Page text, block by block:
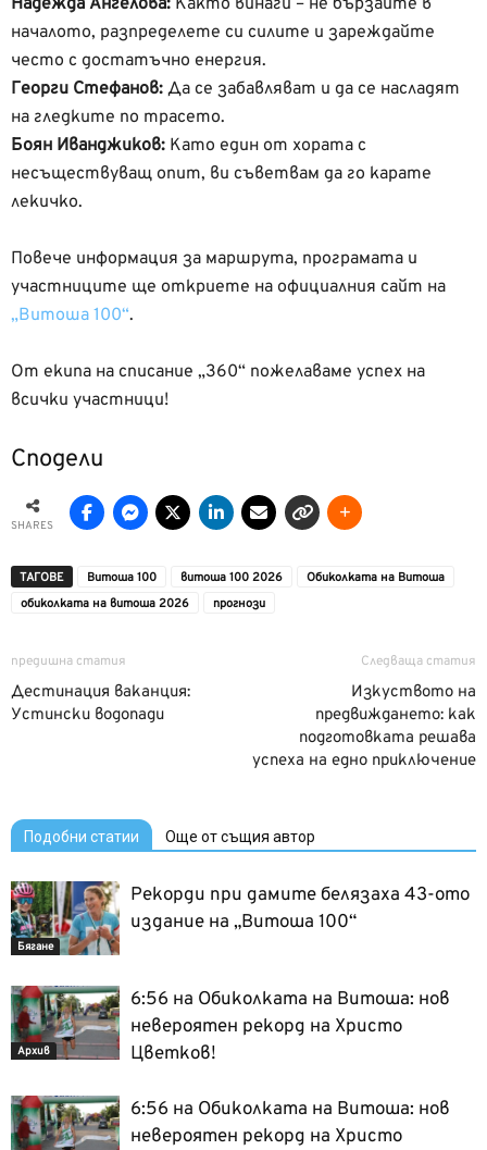
Надежда Ангелова: Както винаги – не бързайте в
началото, разпределете си силите и зареждайте
често с достатъчно енергия.
Георги Стефанов: Да се забавляват и да се насладят
на гледките по трасето.
Боян Иванджиков: Като един от хората с
несъществуващ опит, ви съветвам да го карате
лекичко.
Повече информация за маршрута, програмата и
участниците ще откриете на официалния сайт на
„Витоша 100“.
От екипа на списание „360“ пожелаваме успех на
всички участници!
Сподели
SHARES
ТАГОВЕ Витоша 100 витоша 100 2026
Обиколката на Витоша
обиколката на витоша 2026
прогнози
предишна статия
Дестинация ваканция:
Устински водопади
Следваща статия
Изкуството на
предвиждането: как
подготовката решава
успеха на едно приключение
Подобни статии Още от същия автор
Бягане
Рекорди при дамите белязаха 43-ото
издание на „Витоша 100“
Архив
6:56 на Обиколката на Витоша: нов
невероятен рекорд на Христо
Цветков!
6:56 на Обиколката на Витоша: нов
невероятен рекорд на Христо